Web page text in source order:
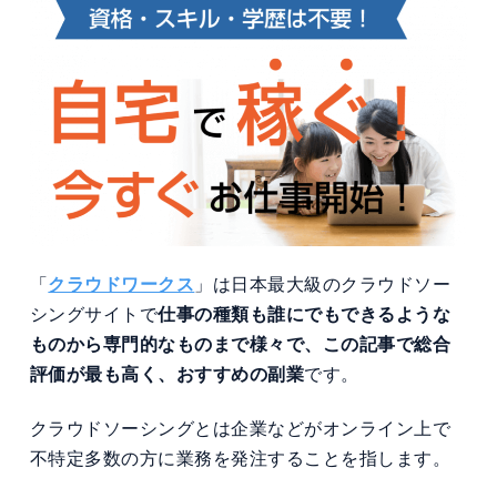
「 クラウドワークス 」は日本最大級のクラウドソー
シングサイトで仕事の種類も誰にでもできるような
ものから専門的なものまで様々で、この記事で総合
評価が最も高く、おすすめの副業です。
クラウドソーシングとは企業などがオンライン上で
不特定多数の方に業務を発注することを指します。